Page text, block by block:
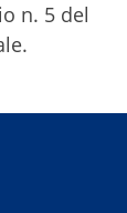
n. 5 del